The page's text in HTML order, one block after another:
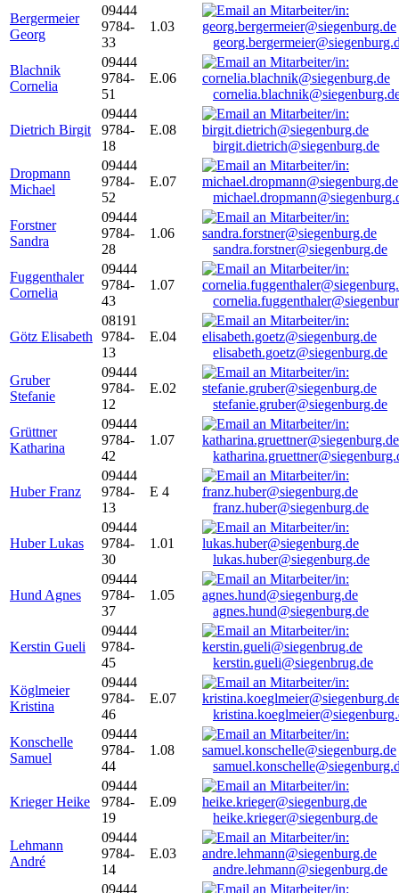
Bergermeier
Georg
09444
9784-
33
1.03
Blachnik
Cornelia
09444
9784-
51
E.06
Dietrich Birgit
09444
9784-
18
E.08
birgit.dietrich@siegenburg.de
Dropmann
Michael
09444
9784-
52
E.07
Forstner
Sandra
09444
9784-
28
1.06
sandra.forstner@siegenburg.de
Fuggenthaler
Cornelia
09444
9784-
43
1.07
Götz Elisabeth
08191
9784-
13
E.04
elisabeth.goetz@siegenburg.de
Gruber
Stefanie
09444
9784-
12
E.02
stefanie.gruber@siegenburg.de
Grüttner
Katharina
09444
9784-
42
1.07
Huber Franz
09444
9784-
13
E 4
franz.huber@siegenburg.de
Huber Lukas
09444
9784-
30
1.01
lukas.huber@siegenburg.de
Hund Agnes
09444
9784-
37
1.05
agnes.hund@siegenburg.de
Kerstin Gueli
09444
9784-
45
kerstin.gueli@siegenbrug.de
Köglmeier
Kristina
09444
9784-
46
E.07
Konschelle
Samuel
09444
9784-
44
1.08
Krieger Heike
09444
9784-
19
E.09
heike.krieger@siegenburg.de
Lehmann
André
09444
9784-
14
E.03
andre.lehmann@siegenburg.de
09444